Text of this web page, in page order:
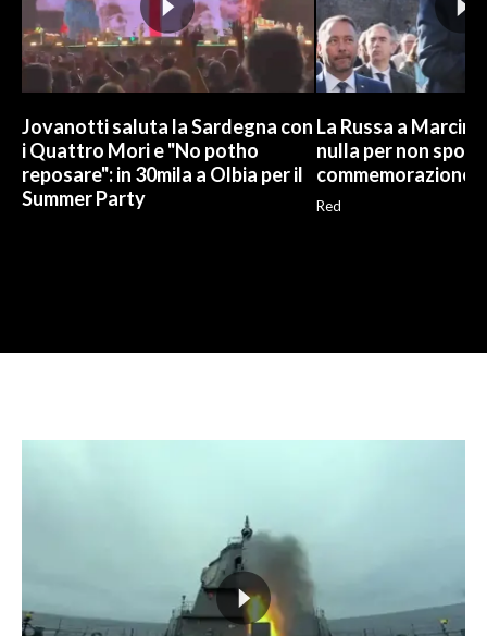
Jovanotti saluta la Sardegna con
i Quattro Mori e "No potho
reposare": in 30mila a Olbia per il
Summer Party
La Russa a
nulla per non
commemorazione
Red